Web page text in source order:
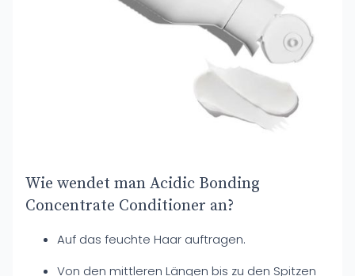
Wie wendet man Acidic Bonding
Concentrate Conditioner an?
Auf das feuchte Haar auftragen.
Von den mittleren Längen bis zu den Spitzen